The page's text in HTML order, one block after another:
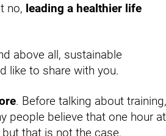
no, leading a healthier life
above all, sustainable
like to share with you.
. Before talking about training,
people believe that one hour at
that is not the case.